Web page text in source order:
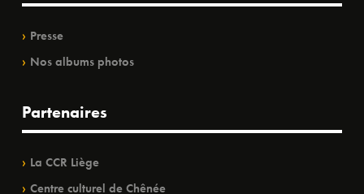
Presse
Nos albums photos
Partenaires
La CCR Liège
Centre culturel de Chênée